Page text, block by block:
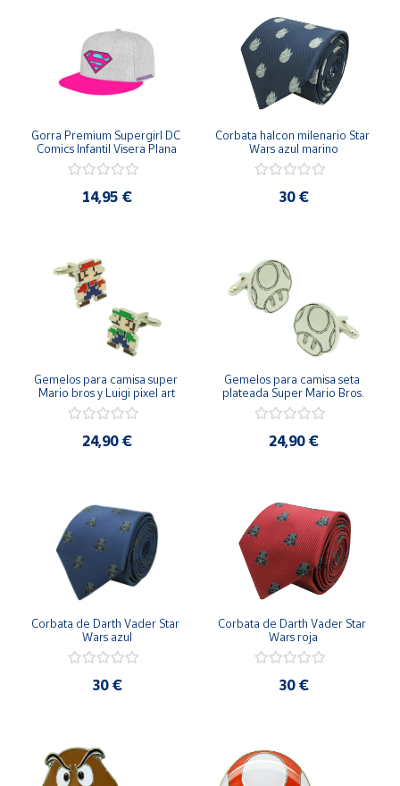
Gorra Premium Supergirl DC
Comics Infantil Visera Plana
14,95 €
Corbata halcon milenario Star
Wars azul marino
30 €
Gemelos para camisa super
Mario bros y Luigi pixel art
24,90 €
Gemelos para camisa seta
plateada Super Mario Bros.
24,90 €
Corbata de Darth Vader Star
Wars azul
30 €
Corbata de Darth Vader Star
Wars roja
30 €